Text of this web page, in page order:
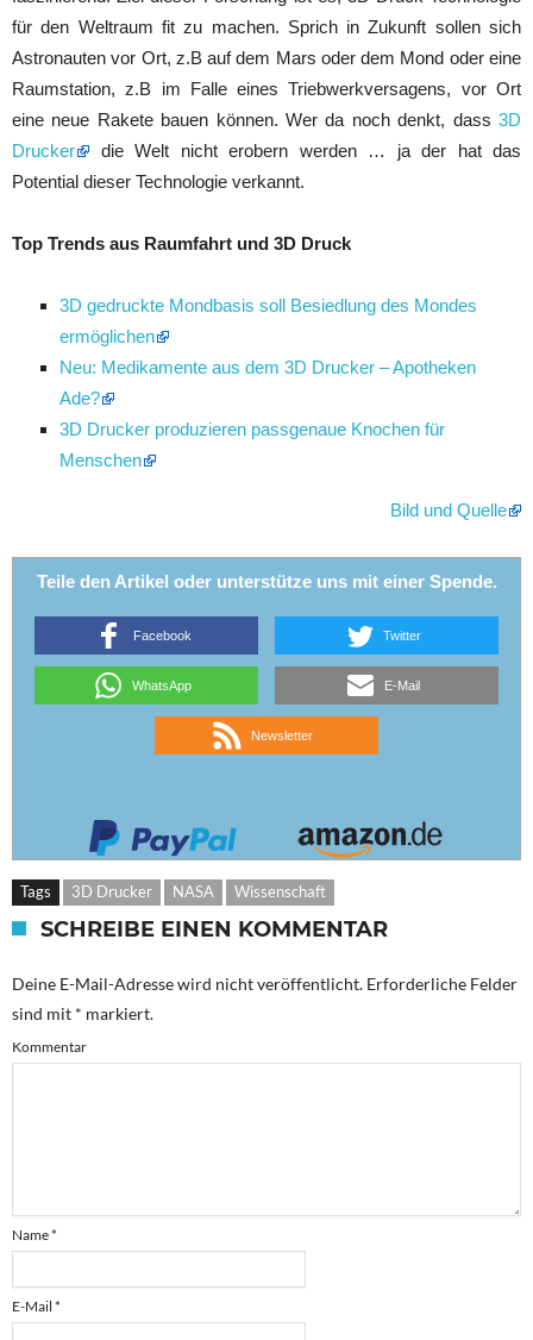
für den Weltraum fit zu machen. Sprich in Zukunft sollen sich
Astronauten vor Ort, z.B auf dem Mars oder dem Mond oder eine
Raumstation, z.B im Falle eines Triebwerkversagens, vor Ort
eine neue Rakete bauen können. Wer da noch denkt, dass 3D
Drucker
die Welt nicht erobern werden … ja der hat das
Potential dieser Technologie verkannt.
Top Trends aus Raumfahrt und 3D Druck
3D gedruckte Mondbasis soll Besiedlung des Mondes
ermöglichen
Neu: Medikamente aus dem 3D Drucker – Apotheken
Ade?
3D Drucker produzieren passgenaue Knochen für
Menschen
Bild und Quelle
Teile den Artikel oder unterstütze uns mit einer Spende.
Facebook Twitter
WhatsApp E-Mail
Newsletter
Tags 3D Drucker NASA Wissenschaft
SCHREIBE EINEN KOMMENTAR
Deine E-Mail-Adresse wird nicht veröffentlicht. Erforderliche Felder
sind mit * markiert.
Kommentar
Name*
E-Mail *